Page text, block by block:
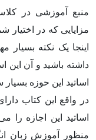
منبع آموزشی در
مزایایی که در اختیار
اینجا یک نکته بسیار
داشته باشید و آن این
اساتید این حوزه
در واقع این کتاب
اساتید این اجازه را
منظور آموزش زبان